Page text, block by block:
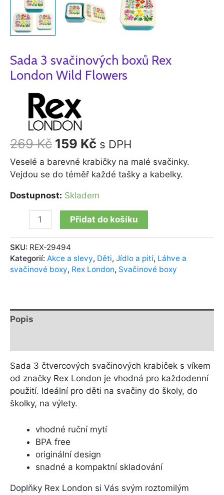
Sada 3 svačinových boxů Rex
London Wild Flowers
269Kč 159 Kč s DPH
Veselé a barevné krabičky na malé svačinky.
Vejdou se do téměř každé tašky a kabelky.
Dostupnost: Skladem
Přidat do košíku
SKU: REX-29494
Kategorií: Akce a slevy, Děti, Jídlo a pití, Láhve a
svačinové boxy, Rex London, Svačinové boxy
Popis
Sada 3 čtvercových svačinových krabiček s víkem
od značky Rex London je vhodná pro každodenní
použití. Ideální pro děti na svačiny do školy, do
školky, na výlety.
vhodné ruční mytí
BPA free
originální design
snadné a kompaktní skladování
Doplňky Rex London si Vás svým roztomilým